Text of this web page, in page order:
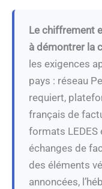
Le chiffrement
à démontrer la
les exigences
pays : réseau
requiert,
français de
formats LEDES
échanges de
des éléments
annoncées,